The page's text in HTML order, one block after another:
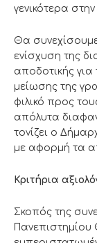
γενικότερα
Θα
ενίσχυση της
αποδοτικής για
μείωσης της
φιλικό προς
απόλυτα
τονίζει ο
με αφορμή τα
Κριτήρια
Σκοπός της
Πανεπιστημίου